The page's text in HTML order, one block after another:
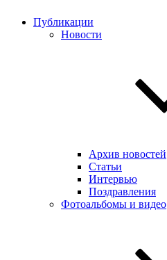
Публикации
Новости
Архив новостей
Статьи
Интервью
Поздравления
Фотоальбомы и видео